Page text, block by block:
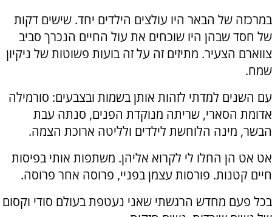
במרכזה של הבאר היו עולצים הילדים יחד. שישים דקות
של חסד שבהן היו שוכחים את עול החיים הנכרך סביב
צווארם הצעיר. מתיזים זה על זה בועות פשוטות של ניקיון
שמח.
עם השנים למדתי לזהות אותן בשמות ובצבעים: סורמילה
אדומת הסארי, שריתה מנוקדת הפנים, סנתה עבת
הבשר, מינה הלוחשת לילדים ולליטה ארוכת הצמה.
אט אט הן החלו לי לקרוא אליהן. משתפות אותי בפיסות
חיים קטנות. פורסות עצמן בפניי, פרוסה אחר פרוסה.
בכל פעם מחדש הרגשתי שאני נעטפת בעולם סודי וקסום